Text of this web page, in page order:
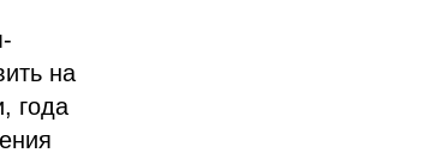
на
года